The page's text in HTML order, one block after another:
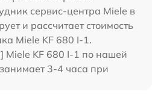
сервис-центра Miele в
и рассчитает стоимость
Miele KF 680 I-1.
Miele KF 680 I-1 по нашей
3-4 часа при